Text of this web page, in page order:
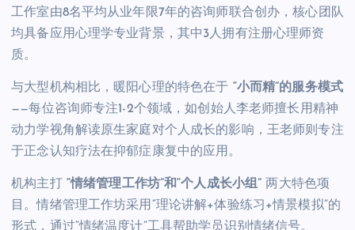
工作室由8名平均从业年限7年的咨询师联合创办，核心团队
均具备应用心理学专业背景，其中3人拥有注册心理师资
质。
与大型机构相比，暖阳心理的特色在于 “小而精”的服务模式
——每位咨询师专注1-2个领域，如创始人李老师擅长用精神
动力学视角解读原生家庭对个人成长的影响，王老师则专注
于正念认知疗法在抑郁症康复中的应用。
机构主打 “情绪管理工作坊”和“个人成长小组” 两大特色项
目。情绪管理工作坊采用“理论讲解+体验练习+情景模拟”的
形式，通过“情绪温度计”工具帮助学员识别情绪信号。